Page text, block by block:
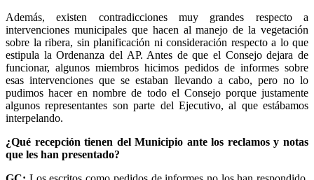
Además, existen contradicciones muy grandes respecto a
intervenciones municipales que hacen al manejo de la vegetación
sobre la ribera, sin planificación ni consideración respecto a lo que
estipula la Ordenanza del AP. Antes de que el Consejo dejara de
funcionar, algunos miembros hicimos pedidos de informes sobre
esas intervenciones que se estaban llevando a cabo, pero no lo
pudimos hacer en nombre de todo el Consejo porque justamente
algunos representantes son parte del Ejecutivo, al que estábamos
interpelando.
¿Qué recepción tienen del Municipio ante los reclamos y notas
que les han presentado?